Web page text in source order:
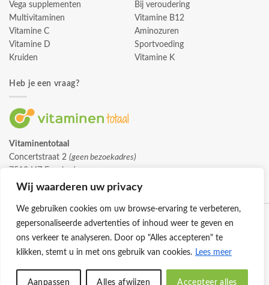
Wij waarderen uw privacy
We gebruiken cookies om uw browse-ervaring te verbeteren,
gepersonaliseerde advertenties of inhoud weer te geven en
ons verkeer te analyseren. Door op "Alles accepteren" te
klikken, stemt u in met ons gebruik van cookies. Lees meer
Aanpassen Alles afwijzen Accepteer alles
Vega supplementen
Multivitaminen
Vitamine C
Vitamine D
Kruiden
Bij veroudering
Vitamine B12
Aminozuren
Sportvoeding
Vitamine K
Heb je een vraag?
Vitaminentotaal
Concertstraat 2 (geen bezoekadres)
info@vitaminentotaal.nl